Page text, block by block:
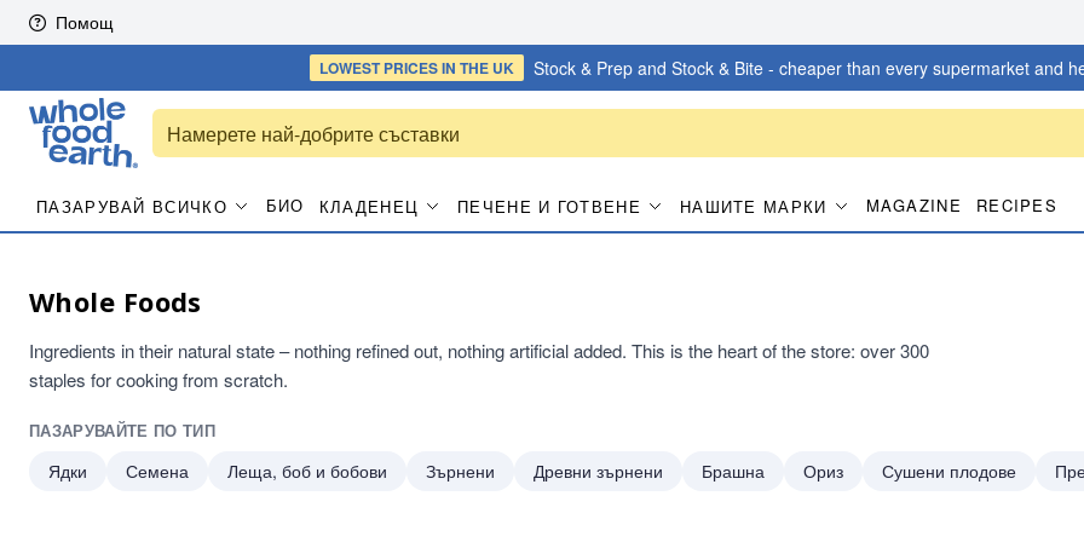
Skip to content
Помощ
LOWEST PRICESIN THE UK Stock & Prep and Stock & Bite - cheaper than every supermarket and
ПАЗАРУВАЙ ВСИЧКО БИО КЛАДЕНЕЦ ПЕЧЕНЕ И ГОТВЕНЕ НАШИТЕ МАРКИ MAGAZINE RECIPES
Whole Foods
Ingredients in their natural state – nothing refined out, nothing artificial added. This is the heart of the store: over 300
staples for cooking from scratch.
ПАЗАРУВАЙТЕ ПО ТИП
Ядки Семена Леща, боб и бобови Зърнени Древни зърнени Брашна Ориз Сушени плодове